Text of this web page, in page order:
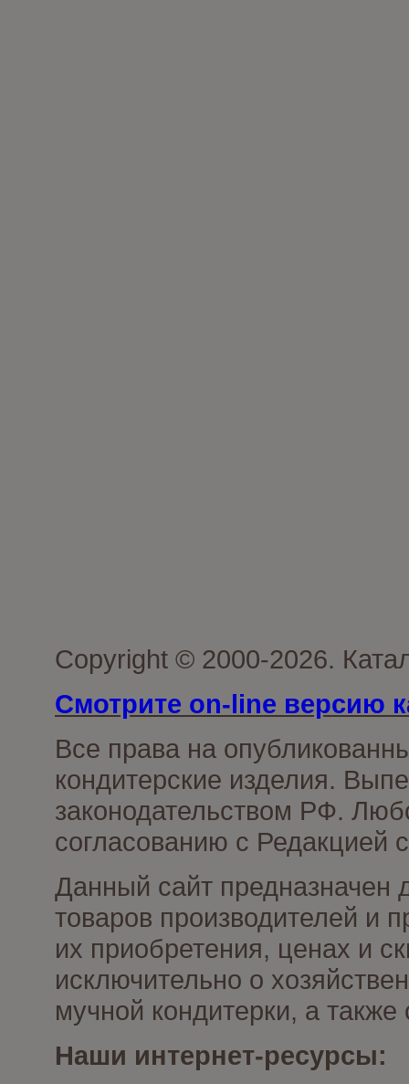
Copyright © 2000-2026.
Смотрите on-line версию
Все права на
кондитерские изделия.
законодательством РФ.
согласованию с Редакцией
Данный сайт предназначен
товаров производителей и
их приобретения, ценах и
исключительно о
мучной кондитерки, а
Наши интернет-ресурсы: